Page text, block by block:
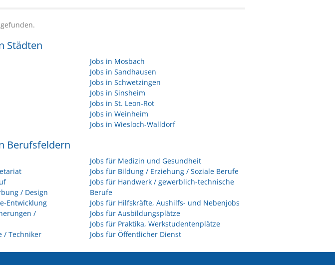
Städten
Jobs in Mosbach
Jobs in Sandhausen
Jobs in Schwetzingen
Jobs in Sinsheim
Jobs in St. Leon-Rot
Jobs in Weinheim
Jobs in Wiesloch-Walldorf
Berufsfeldern
/ Design
Entwicklung
/
/ Techniker
Jobs für Medizin und Gesundheit
Jobs für Bildung / Erziehung / Soziale Berufe
Jobs für Handwerk / gewerblich-technische
Berufe
Jobs für Hilfskräfte, Aushilfs- und Nebenjobs
Jobs für Ausbildungsplätze
Jobs für Praktika, Werkstudentenplätze
Jobs für Öffentlicher Dienst